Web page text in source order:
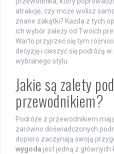
atrakcje, czy może wolisz
znane zakątki? Każda z tych
ich wybór zależy od Twoich
Warto przyjrzeć się tym
decyzję i cieszyć się podróżą w
wybranego stylu.
Jakie są zalety
przewodnikiem?
Podróże z przewodnikiem
zarówno doświadczonych
dopiero zaczynają swoją
wygoda jest jedną z